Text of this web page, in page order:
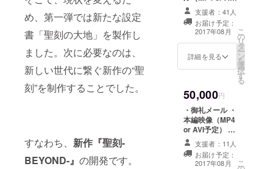
め、第一弾では新たな設定
書「聖刻の大地」を製作し
ました。次に必要なのは、
新しい世代に繋ぐ新作の“聖
刻”を制作することでした。
すなわち、 新作『聖刻-
BEYOND-』 の開発です。
予定） ・ポスト
カード３枚 ・ク
リアファイル ・
「聖刻-
BEYOND-」初稿
pdf送付 ・すめ
ン）原画（複
製） ・PVへのク
レジット明記
支援者：41人
お届け予定：
2017年08月
詳細を見る
こ
の
リ
タ
ー
ン
を
選
択
す
る
50,000円
・御礼メール ・
本編映像（MP4
or AVI予定） ・
ポストカード３
枚 ・クリアファ
イル ・「聖刻-
支援者：11人
お届け予定：
2017年08月
こ